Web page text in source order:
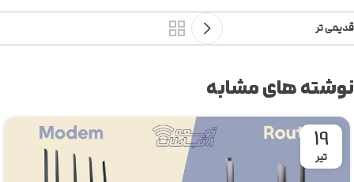
قدیمی تر
نوشته های مشابه
19
تیر